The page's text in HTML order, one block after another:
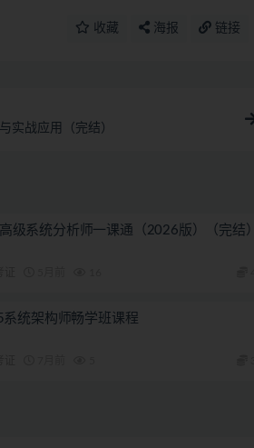
收藏 海报 链接
实战应用（完结）
级系统分析师一课通（2026版）（完结）
系统架构师畅学班课程